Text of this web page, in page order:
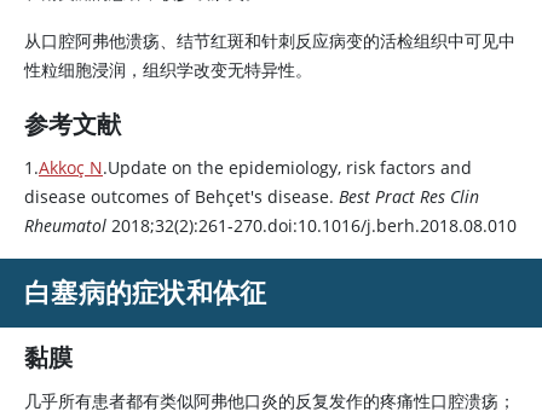
从口腔阿弗他溃疡、结节红斑和针刺反应病变的活检组织中可见中
性粒细胞浸润，组织学改变无特异性。
参考文献
1.Akkoç N.Update on the epidemiology, risk factors and
disease outcomes of Behçet's disease. Best Pract Res Clin
Rheumatol 2018;32(2):261-270.doi:10.1016/j.berh.2018.08.010
白塞病的症状和体征
黏膜
几乎所有患者都有类似阿弗他口炎的反复发作的疼痛性口腔溃疡；